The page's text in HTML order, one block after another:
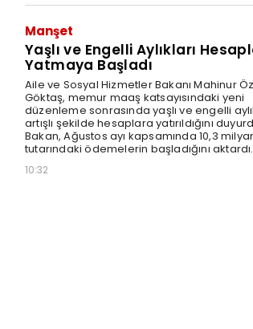
Manşet
Yaşlı ve Engelli Aylıkları
Yatmaya Başladı
Aile ve Sosyal Hizmetler Bakanı Mahinur
Göktaş, memur maaş katsayısındaki yeni
düzenleme sonrasında yaşlı ve engelli
artışlı şekilde hesaplara yatırıldığını
Bakan, Ağustos ayı kapsamında 10,3
tutarındaki ödemelerin başladığını aktardı.
10:32